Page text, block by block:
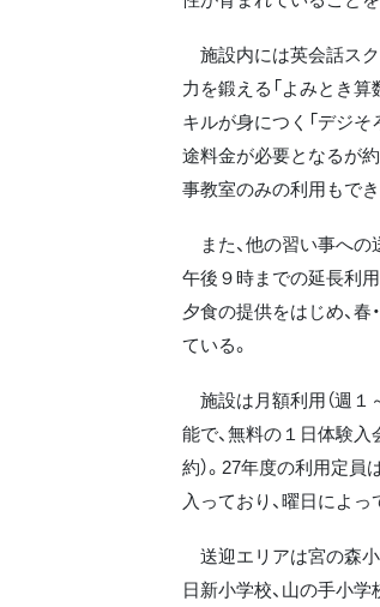
施設内には英会話ス
力を鍛える「よみとき算
キルが身につく「デジ
途料金が必要となるが
事教室のみの利用もでき
また、他の習い事へ
午後９時までの延長利
夕食の提供をはじめ、春
ている。
施設は月額利用（週１
能で、無料の１日体験
約）。27年度の利用定
入っており、曜日によ
送迎エリアは宮の森小
日新小学校、山の手小学